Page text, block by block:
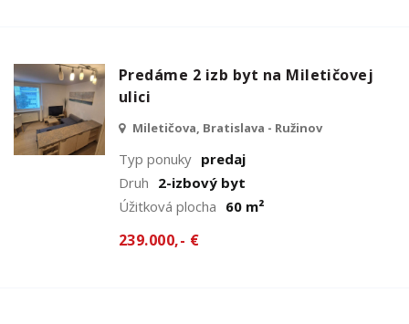
Predáme 2 izb byt na Miletičovej
ulici
Miletičova, Bratislava - Ružinov
Typ ponuky predaj
Druh 2-izbový byt
Úžitková plocha 60 m²
239.000,- €